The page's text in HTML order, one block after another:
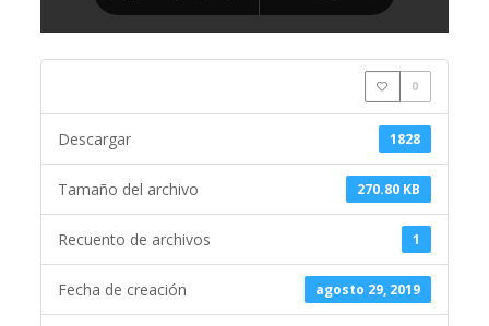
0
1828
Descargar
270.80 KB
Tamaño del archivo
1
Recuento de archivos
agosto 29, 2019
Fecha de creación